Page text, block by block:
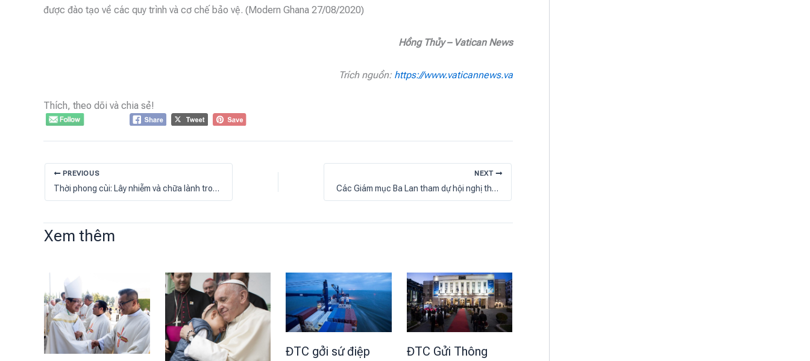
được đào tạo về các quy trình và cơ chế bảo vệ. (Modern Ghana 27/08/2020)
Hồng Thủy – Vatican News
Trích nguồn: https://www.vaticannews.va
Thích, theo dõi và chia sẻ!
PREVIOUS
Thời phong cùi: Lây nhiễm và chữa lành trong Kinh Thánh
NEXT
Các Giám mục Ba Lan tham dự hội nghị thường niên
Xem thêm
ĐTC gởi sứ điệp
ĐTC Gửi Thông